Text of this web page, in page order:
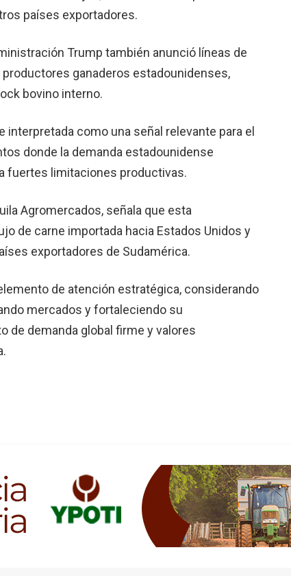
países exportadores.
Trump también anunció líneas de
ganaderos estadounidenses,
bovino interno.
como una señal relevante para el
donde la demanda estadounidense
fuertes limitaciones productivas.
Agromercados, señala que esta
de carne importada hacia Estados Unidos y
exportadores de Sudamérica.
de atención estratégica, considerando
mercados y fortaleciendo su
de demanda global firme y valores